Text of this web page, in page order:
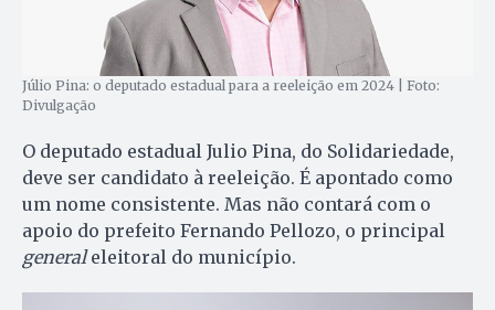
Júlio Pina: o deputado estadual para a reeleição em 2024 | Foto:
Divulgação
O deputado estadual Julio Pina, do Solidariedade,
deve ser candidato à reeleição. É apontado como
um nome consistente. Mas não contará com o
apoio do prefeito Fernando Pellozo, o principal
generaleleitoral do município.